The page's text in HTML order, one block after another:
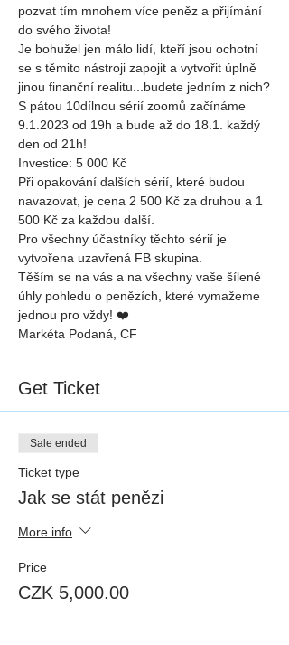
pozvat tím mnohem více peněz a přijímání
do svého života!
Je bohužel jen málo lidí, kteří jsou ochotní
se s těmito nástroji zapojit a vytvořit úplně
jinou finanční realitu...budete jedním z nich?
S pátou 10dílnou sérií zoomů začínáme
9.1.2023 od 19h a bude až do 18.1. každý
den od 21h!
Investice: 5 000 Kč
Při opakování dalších sérií, které budou
navazovat, je cena 2 500 Kč za druhou a 1
500 Kč za každou další.
Pro všechny účastníky těchto sérií je
vytvořena uzavřená FB skupina.
Těším se na vás a na všechny vaše šílené
úhly pohledu o penězích, které vymažeme
jednou pro vždy! ❤️
Markéta Podaná, CF
Get Ticket
Sale ended
Ticket type
Jak se stát penězi
More info
Price
CZK 5,000.00